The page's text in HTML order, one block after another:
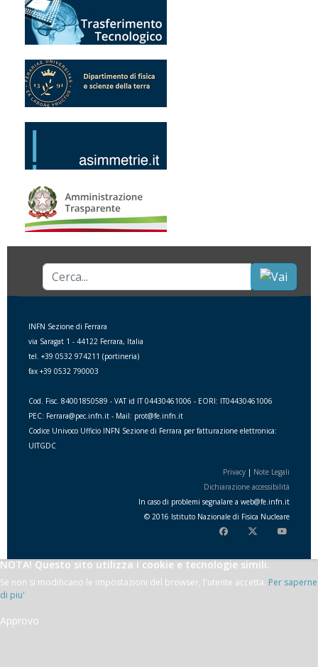
Cerca...
INFN Sezione di Ferrara
via Saragat 1 - 44122 Ferrara, Italia
tel. +39 0532 974211 (portineria)
fax +39 0532 790003
Cod. Fisc. 84001850589 - VAT id IT 04430461006 - EORI: IT04430461006
PEC: Ferrara@pec.infn.it - Mail: prot@fe.infn.it
Codice Univoco Ufficio INFN Sezione di Ferrara per fatturazione elettronica:
UITGDC
Privacy | Note Legali
Dichiarazione accessibilità
In caso di problemi segnalare a web@fe.infn.it
© 2016 Istituto Nazionale di Fisica Nucleare
NOTA! Questo sito utilizza i cookie e tecnologie simili.
Se non si modificano le impostazioni del browser, l'utente accetta. Per saperne
di piu'
Approvo